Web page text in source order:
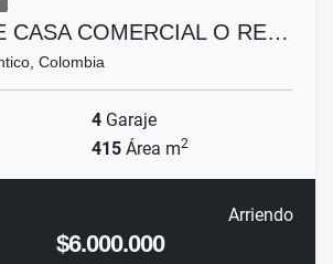
CASA COMERCIAL O RE…
Colombia
4 Garaje
415 Área m2
Arriendo
$6.000.000